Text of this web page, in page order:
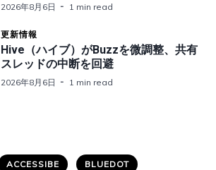
2026年8月6日 1 min read
更新情報
Hive（ハイブ）がBuzzを微調整、共有
スレッドの中断を回避
2026年8月6日 1 min read
ACCESSIBE BLUEDOT